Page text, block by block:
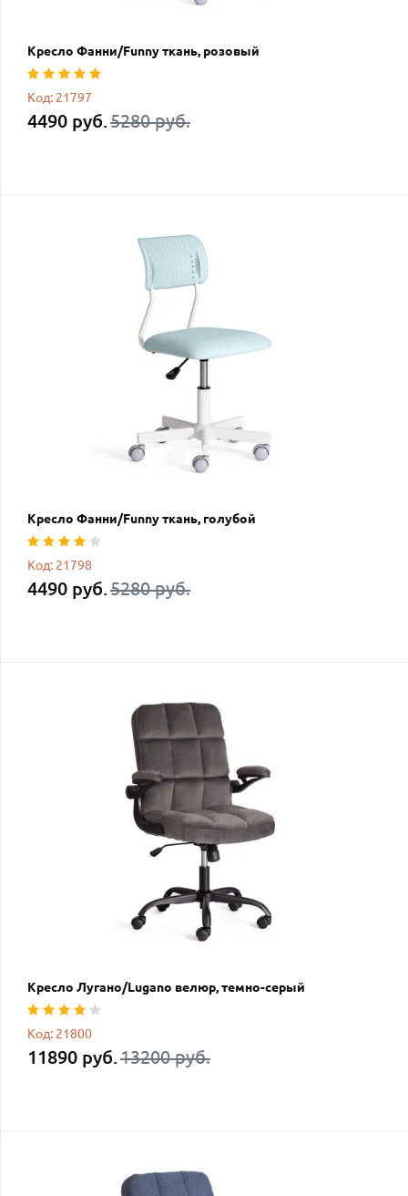
Кресло Фанни/Funny ткань, розовый
Код: 21797
4490 руб. 5280 руб.
Кресло Фанни/Funny ткань, голубой
Код: 21798
4490 руб.5280 руб.
Кресло Лугано/Lugano велюр, темно-серый
Код: 21800
11890 руб.13200 руб.